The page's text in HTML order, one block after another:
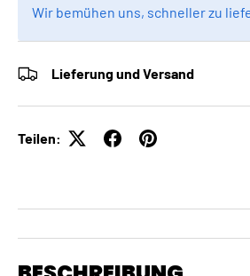
Wir bemühen uns, schneller zu
Lieferung und Versand
Teilen: